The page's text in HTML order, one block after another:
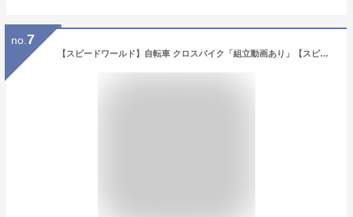
no. 7
【スピードワールド】自転車 クロスバイク「組立動画あり」【スピードワールド】クロスバイク 26インチ 27インチ シマノ6段変速 自転車 26インチ 軽量 スチールフレーム 初 通勤 通学 大人 泥除け付き ライト付き カギ付き カゴ付き